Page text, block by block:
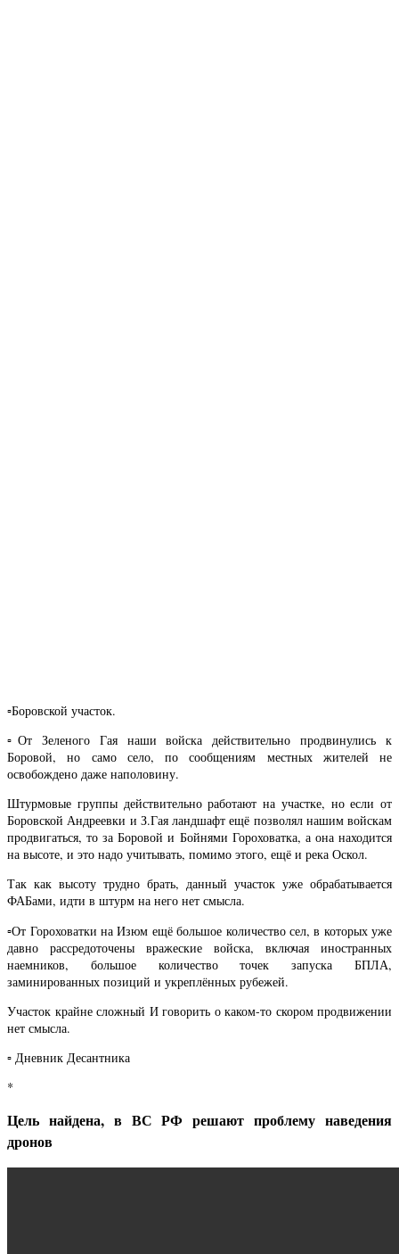
▫️Боровской участок.
▫️От Зеленого Гая наши войска действительно продвинулись к
Боровой, но само село, по сообщениям местных жителей не
освобождено даже наполовину.
Штурмовые группы действительно работают на участке, но если от
Боровской Андреевки и З.Гая ландшафт ещё позволял нашим войскам
продвигаться, то за Боровой и Бойнями Гороховатка, а она находится
на высоте, и это надо учитывать, помимо этого, ещё и река Оскол.
Так как высоту трудно брать, данный участок уже обрабатывается
ФАБами, идти в штурм на него нет смысла.
▫️От Гороховатки на Изюм ещё большое количество сел, в которых уже
давно рассредоточены вражеские войска, включая иностранных
наемников, большое количество точек запуска БПЛА,
заминированных позиций и укреплённых рубежей.
Участок крайне сложный И говорить о каком-то скором продвижении
нет смысла.
▫️ Дневник Десантника
*
Цель найдена, в ВС РФ решают проблему наведения
дронов